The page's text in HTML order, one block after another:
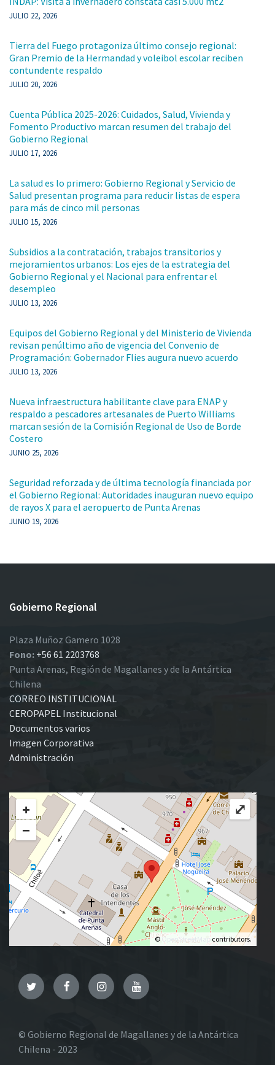
JULIO 22, 2026
Tierra del Fuego protagoniza último consejo regional:
Gran Premio de la Hermandad y voleibol escolar reciben
contundente respaldo
JULIO 20, 2026
Cuenta Pública 2025-2026: Cuidados, Salud, Vivienda y
Fomento Productivo marcan resumen del trabajo del
Gobierno Regional
JULIO 17, 2026
La salud es lo primero: Gobierno Regional y Servicio de
Salud presentan programa para reducir listas de espera
para más de cinco mil personas
JULIO 15, 2026
Subsidios a la contratación, trabajos transitorios y
mejoramientos urbanos: Los ejes de la estrategia del
Gobierno Regional y el Nacional para enfrentar el
desempleo
JULIO 13, 2026
Equipos del Gobierno Regional y del Ministerio de Vivienda
revisan penúltimo año de vigencia del Convenio de
Programación: Gobernador Flies augura nuevo acuerdo
JULIO 13, 2026
Nueva infraestructura habilitante clave para ENAP y
respaldo a pescadores artesanales de Puerto Williams
marcan sesión de la Comisión Regional de Uso de Borde
Costero
JUNIO 25, 2026
Seguridad reforzada y de última tecnología financiada por
el Gobierno Regional: Autoridades inauguran nuevo equipo
de rayos X para el aeropuerto de Punta Arenas
JUNIO 19, 2026
Gobierno Regional
Plaza Muñoz Gamero 1028
Fono: +56 61 2203768
Punta Arenas, Región de Magallanes y de la Antártica
Chilena
CORREO INSTITUCIONAL
CEROPAPEL Institucional
Documentos varios
Imagen Corporativa
Administración
+
−
© OpenStreetMap contributors.
⤢
TwitterFacebookInstagramYouTube
© Gobierno Regional de Magallanes y de la Antártica
Chilena - 2023